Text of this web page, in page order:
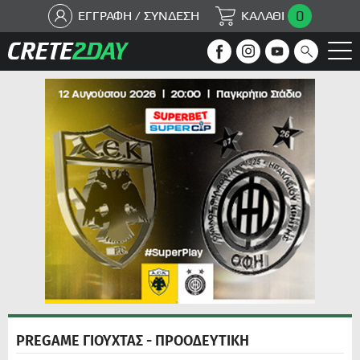
ΕΓΓΡΑΦΗ / ΣΥΝΔΕΣΗ ΚΑΛΑΘΙ 0
PREGAME ΓΙΟΥΧΤΑΣ - ΠΡΟΟΔΕΥΤΙΚΗ